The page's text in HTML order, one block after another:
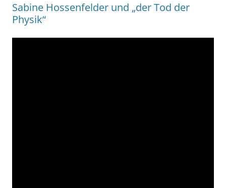
Sabine Hossenfelder und „der Tod der
Physik“